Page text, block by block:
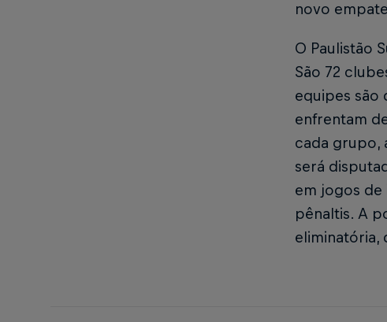
novo
O Paulistão
São 72
equipes são
enfrentam
cada grupo,
será
em jogos de
pênaltis. A
eliminatória,